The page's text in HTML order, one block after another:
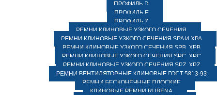
ПРОФИЛЬ D
ПРОФИЛЬ E
ПРОФИЛЬ Z
РЕМНИ КЛИНОВЫЕ УЗКОГО СЕЧЕНИЯ
РЕМНИ КЛИНОВЫЕ УЗКОГО СЕЧЕНИЯ SPA И XPA
РЕМНИ КЛИНОВЫЕ УЗКОГО СЕЧЕНИЯ SPB, XPB
РЕМНИ КЛИНОВЫЕ УЗКОГО СЕЧЕНИЯ SPC, XPC
РЕМНИ КЛИНОВЫЕ УЗКОГО СЕЧЕНИЯ SPZ, XPZ
РЕМНИ ВЕНТИЛЯТОРНЫЕ КЛИНОВЫЕ ГОСТ 5813-93
РЕМНИ БЕСКОНЕЧНЫЕ ПЛОСКИЕ
КЛИНОВЫЕ РЕМНИ RUBENA